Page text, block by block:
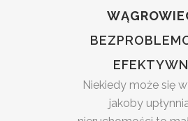
Niekiedy może się
jakoby